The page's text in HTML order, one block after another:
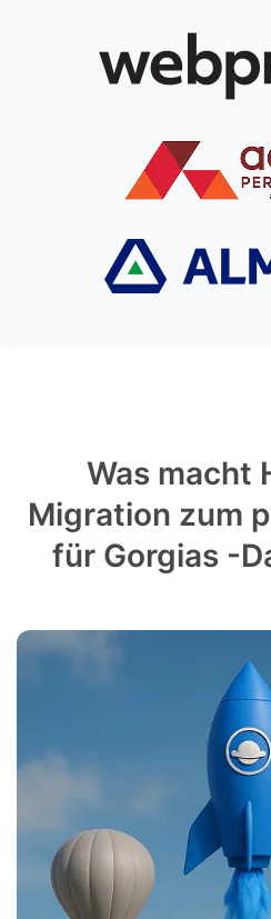
Was macht
Migration zum
für Gorgias -